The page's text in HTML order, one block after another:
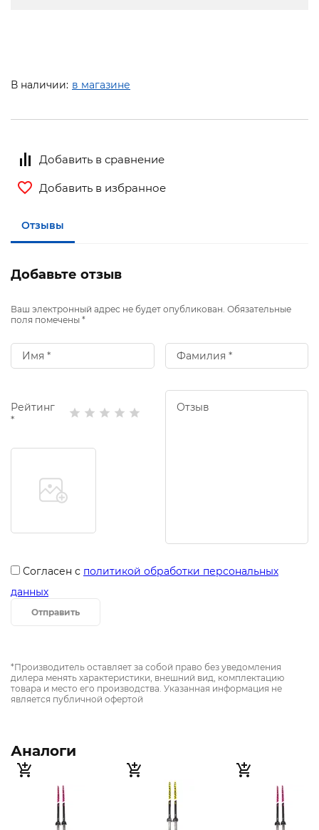
В наличии: в магазине
Добавить в сравнение
Добавить в избранное
Отзывы
Добавьте отзыв
Ваш электронный адрес не будет опубликован. Обязательные
поля помечены *
Рейтинг
*
Согласен с политикой обработки персональных
данных
Отправить
*Производитель оставляет за собой право без уведомления
дилера менять характеристики, внешний вид, комплектацию
товара и место его производства. Указанная информация не
является публичной офертой
Аналоги